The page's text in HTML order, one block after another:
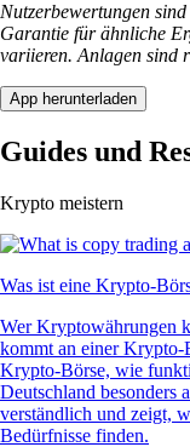
Nutzerbewertungen
Garantie für ähnliche
variieren. Anlagen sind
App herunterladen
Guides und
Krypto meistern
Was ist eine Krypto-
Wer Kryptowährungen
kommt an einer Krypto-
Krypto-Börse, wie
Deutschland besonders
verständlich und zeigt,
Bedürfnisse finden.